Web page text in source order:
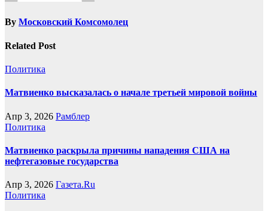
By Московский Комсомолец
Related Post
Политика
Матвиенко высказалась о начале третьей мировой войны
Апр 3, 2026 Рамблер
Политика
Матвиенко раскрыла причины нападения США на
нефтегазовые государства
Апр 3, 2026 Газета.Ru
Политика